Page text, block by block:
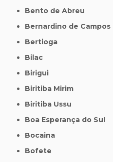
Bento de Abreu
Bernardino de Campos
Bertioga
Bilac
Birigui
Biritiba Mirim
Biritiba Ussu
Boa Esperança do Sul
Bocaina
Bofete